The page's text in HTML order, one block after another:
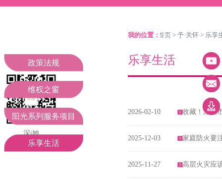
深i她
期待您的关注
通知公告
政策法规
维权之窗
阳光系列服务项目
乐享生活
我的位置：
> 首页 > 予·关怀 > 乐享
乐享生活
2026-02-10 收藏！深圳
2025-12-03 家庭防火要
2025-11-27 高层火灾应